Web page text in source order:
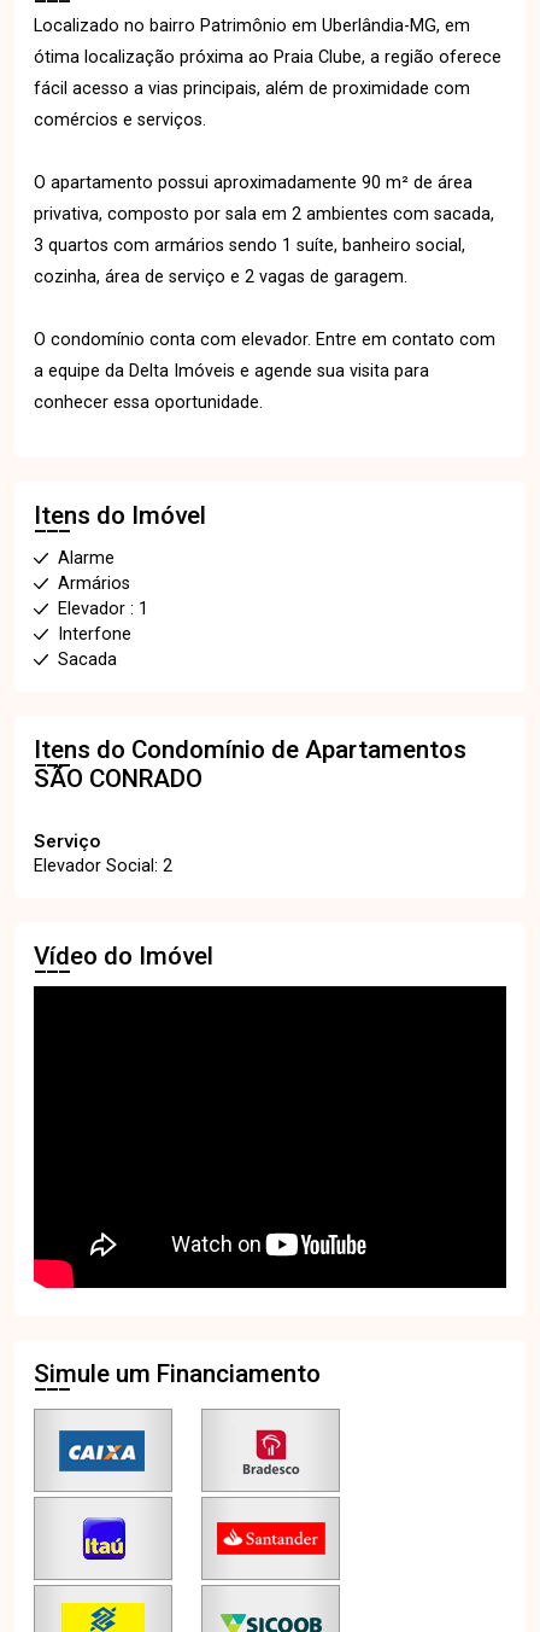
Localizado no bairro Patrimônio em Uberlândia-MG, em
ótima localização próxima ao Praia Clube, a região oferece
fácil acesso a vias principais, além de proximidade com
comércios e serviços.
O apartamento possui aproximadamente 90 m² de área
privativa, composto por sala em 2 ambientes com sacada,
3 quartos com armários sendo 1 suíte, banheiro social,
cozinha, área de serviço e 2 vagas de garagem.
O condomínio conta com elevador. Entre em contato com
a equipe da Delta Imóveis e agende sua visita para
conhecer essa oportunidade.
Itens do Imóvel
Alarme
Armários
Elevador : 1
Interfone
Sacada
Itens do Condomínio de Apartamentos
SÃO CONRADO
Serviço
Elevador Social: 2
Vídeo do Imóvel
Simule um Financiamento